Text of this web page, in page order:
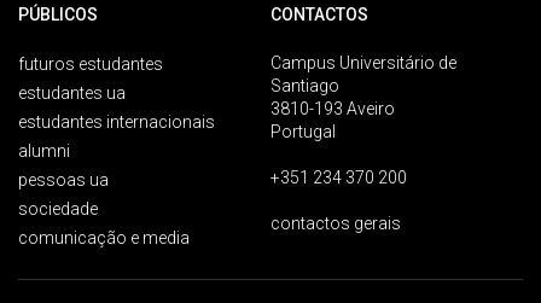
PÚBLICOS
futuros estudantes
estudantes ua
estudantes internacionais
alumni
pessoas ua
sociedade
comunicação e media
CONTACTOS
Campus Universitário de
Santiago
3810-193 Aveiro
Portugal
+351 234 370 200
contactos gerais